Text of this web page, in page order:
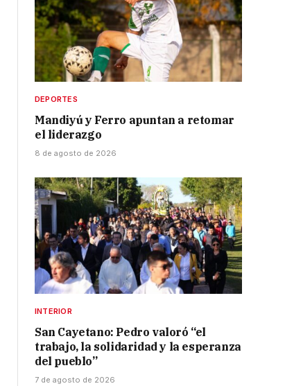
DEPORTES
Mandiyú y Ferro apuntan a retomar
el liderazgo
8 de agosto de 2026
INTERIOR
San Cayetano: Pedro valoró “el
trabajo, la solidaridad y la esperanza
del pueblo”
7 de agosto de 2026